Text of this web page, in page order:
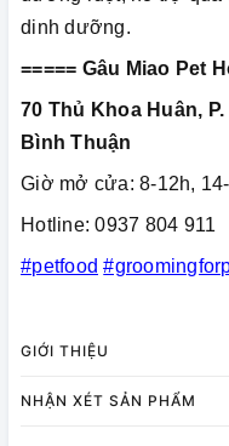
dinh dưỡng.
===== Gâu Miao Pet
70 Thủ Khoa Huân,
Bình Thuận
Giờ mở cửa: 8-12h,
Hotline: 0937 804 911
#petfood
GIỚI THIỆU
NHẬN XÉT SẢN PHẨM